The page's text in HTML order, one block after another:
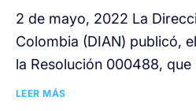
2 de mayo, 2022 La
Colombia (DIAN) publicó,
la Resolución 000488,
LEER MÁS